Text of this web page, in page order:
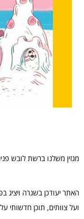
מגזין משלנו ברשת לובש
האתר יעודכן בשגרה ויציג
ועל צוותים, תוכן חדשותי